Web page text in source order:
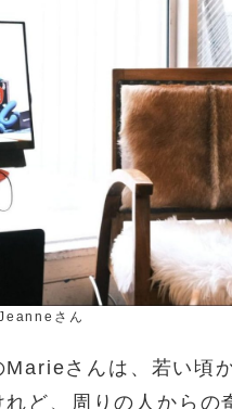
さん
Marieさんは、若い頃
ど、周りの人からの